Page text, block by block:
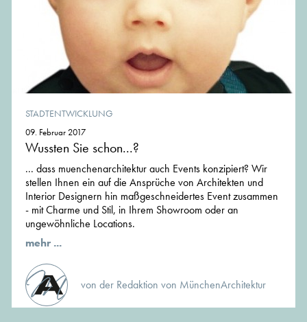
STADTENTWICKLUNG
09. Februar 2017
Wussten Sie schon...?
... dass muenchenarchitektur auch Events konzipiert? Wir
stellen Ihnen ein auf die Ansprüche von Architekten und
Interior Designern hin maßgeschneidertes Event zusammen
- mit Charme und Stil, in Ihrem Showroom oder an
ungewöhnliche Locations.
mehr ...
von der Redaktion von MünchenArchitektur